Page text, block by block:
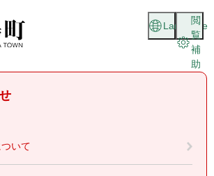
閲
覧
補
助
Language
いて